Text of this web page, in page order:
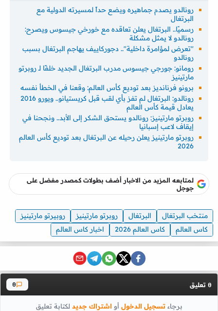
رونالدو يصدم جماهيره ويضع حداً لمسيرته الدولية مع
البرتغال
رسميًا.. البرتغال يعلن تعاقده مع خورخي جيسوس ويصرح:
رونالدو لا يمثل مشكلة
"تعرض لمؤامرة داخلية".. دجوركاييف يهاجم البرتغال بسبب
رونالدو
رومانو: جورجي جيسوس مدرب البرتغال الجديد خلفًا لـ روبرتو
مارتينيز
برونو فرنانديز بعد توديع كأس العالم: وقعنا في الخطأ نفسه
رونالدو: البرتغال لم تفز بأي لقب قبل كريستيانو.. ويورو 2016
يعادل قيمة كأس العالم
روبرتو مارتينيز: رونالدو يستحق الشكر إلى الأبد.. ونجحنا في
إيقاف لاعب إسبانيا
روبرتو مارتينيز يعلن رحيله عن البرتغال بعد توديع كأس العالم
2026
لمتابعه المزيد من الاخبار أضف بطولات كمصدر مفضل على
جوجل
منتخب البرتغال البرتغال روبرتو مارتينيز
روبيرتو مارتينيز
كاس العالم
كاس العالم 2026 اخبار كاس العالم
0 تعليق 0
برجاءتسجيل الدخول أواشتراك جديد لكتابة تعليق